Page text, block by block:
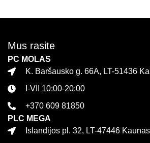
Mus rasite
PC MOLAS
K. Baršausko g. 66A, LT-51436
I-VII 10:00-20:00
+370 609 81850
PLC MEGA
Islandijos pl. 32, LT-47446 Kaunas